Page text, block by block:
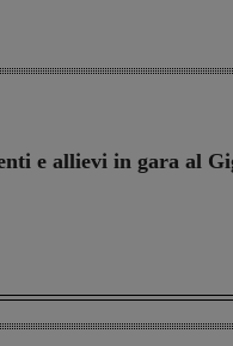
e allievi in gara al